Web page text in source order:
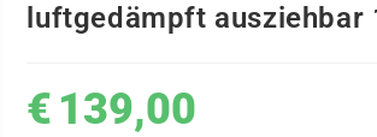
luftgedämpft ausziehbar
€ 139,00